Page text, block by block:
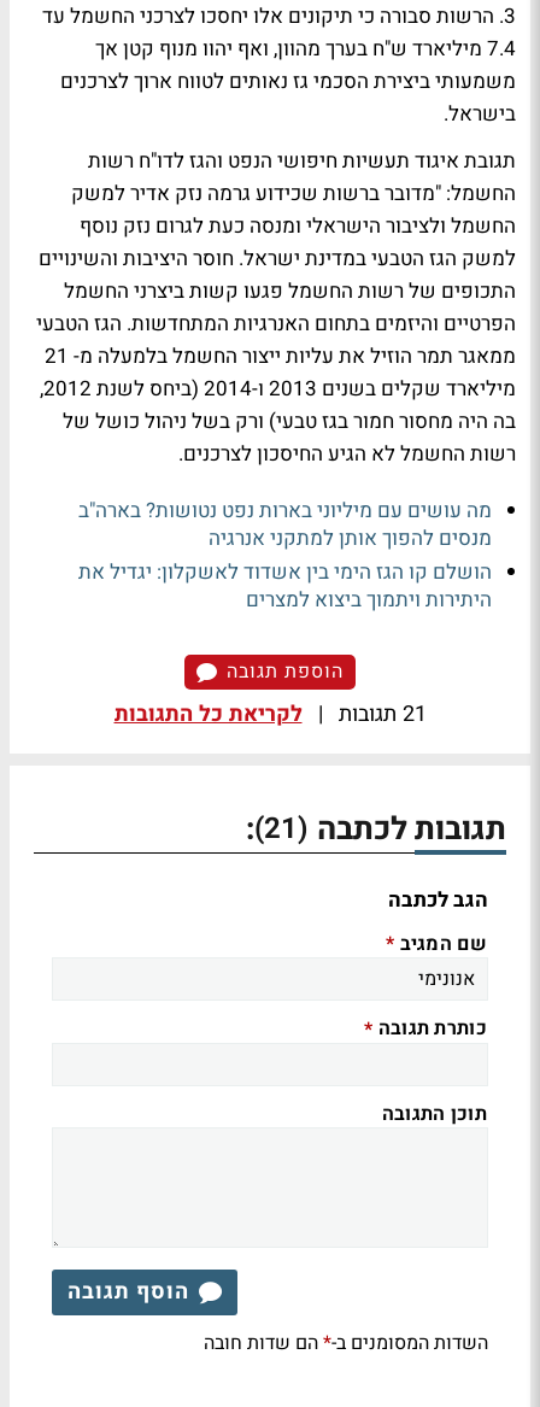
3. הרשות סבורה כי תיקונים אלו יחסכו לצרכני החשמל עד
7.4 מיליארד ש"ח בערך מהוון, ואף יהוו מנוף קטן אך
משמעותי ביצירת הסכמי גז נאותים לטווח ארוך לצרכנים
בישראל.
תגובת איגוד תעשיות חיפושי הנפט והגז לדו"ח רשות
החשמל: "מדובר ברשות שכידוע גרמה נזק אדיר למשק
החשמל ולציבור הישראלי ומנסה כעת לגרום נזק נוסף
למשק הגז הטבעי במדינת ישראל. חוסר היציבות והשינויים
התכופים של רשות החשמל פגעו קשות ביצרני החשמל
הפרטיים והיזמים בתחום האנרגיות המתחדשות. הגז הטבעי
ממאגר תמר הוזיל את עליות ייצור החשמל בלמעלה מ- 21
מיליארד שקלים בשנים 2013 ו-2014 (ביחס לשנת 2012,
בה היה מחסור חמור בגז טבעי) ורק בשל ניהול כושל של
רשות החשמל לא הגיע החיסכון לצרכנים.
מה עושים עם מיליוני בארות נפט נטושות? בארה"ב
מנסים להפוך אותן למתקני אנרגיה
הושלם קו הגז הימי בין אשדוד לאשקלון: יגדיל את
היתירות ויתמוך ביצוא למצרים
הוספת תגובה
21 תגובות | לקריאת כל התגובות
תגובות לכתבה (21)
:
הגב לכתבה
שם המגיב *
כותרת תגובה *
תוכן התגובה
הוסף תגובה
השדות המסומנים ב-*הם שדות חובה